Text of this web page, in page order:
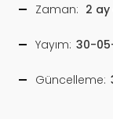
Zaman: 2
Yayım: 30-
Güncelleme: